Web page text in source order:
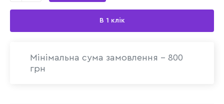
В 1 клік
Мінімальна сума замовлення - 800
грн